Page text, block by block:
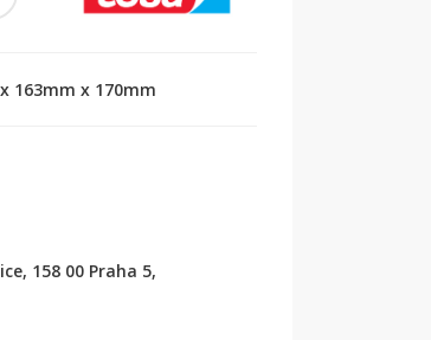
163mm x 170mm
158 00 Praha 5,